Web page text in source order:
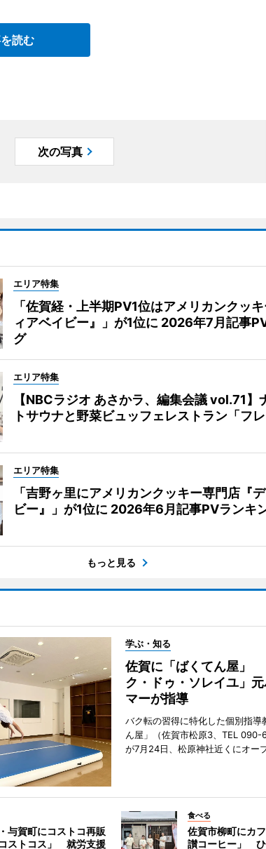
読む
次の写真
エリア特集
「佐賀経・上半期PV1位はアメリカンクッ
ィアベイビー』」が1位に 2026年7月記事
グ
エリア特集
【NBCラジオ あさかラ、編集会議 vol.71】
トサウナと野菜ビュッフェレストラン「フレ
エリア特集
「吉野ヶ里にアメリカンクッキー専門店『
ビー』」が1位に 2026年6月記事PVランキ
もっと見る
学ぶ・知る
佐賀に「ばくてん屋」
ク・ドゥ・ソレイユ」
マーが指導
バク転の習得に特化した個別指導
ん屋」（佐賀市松原3、TEL 090-
が7月24日、松原神社近くにオー
与賀町にコストコ再販
ストコス」 就労支援
食べる
佐賀市柳町にカ
讃コーヒー」 ひ